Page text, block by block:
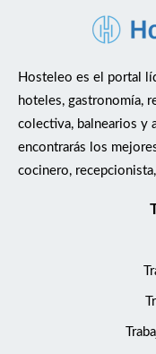
Hosteleo es el portal
hoteles, gastronomía,
colectiva, balnearios y
encontrarás los
cocinero,